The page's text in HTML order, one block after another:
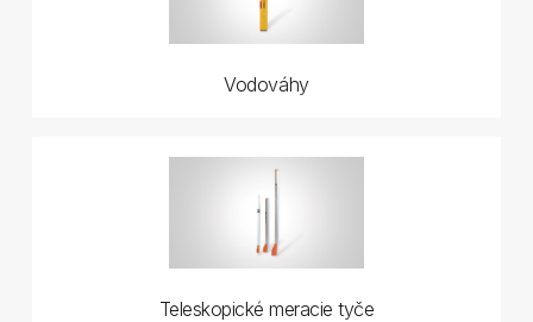
Vodováhy
Teleskopické meracie tyče